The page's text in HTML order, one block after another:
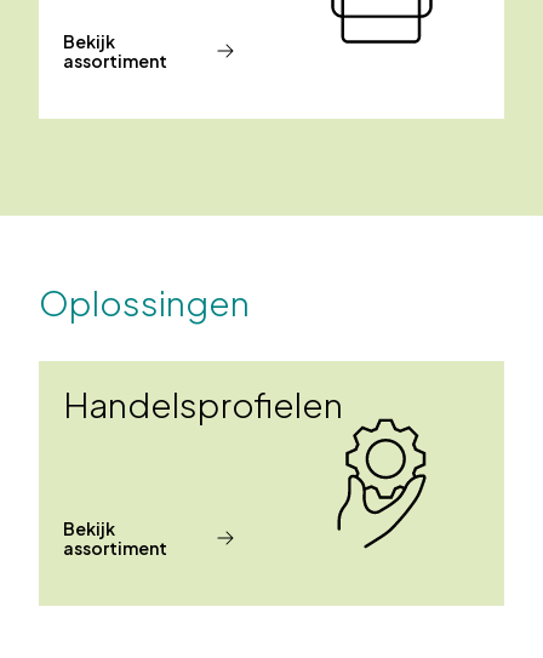
Bekijk
assortiment
Oplossingen
Handelsprofielen
Bekijk
assortiment